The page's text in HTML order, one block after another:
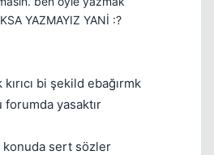
YAZMAYIZ YANİ :?
bi şekild ebağırmk
forumda yasaktır
sert sözler